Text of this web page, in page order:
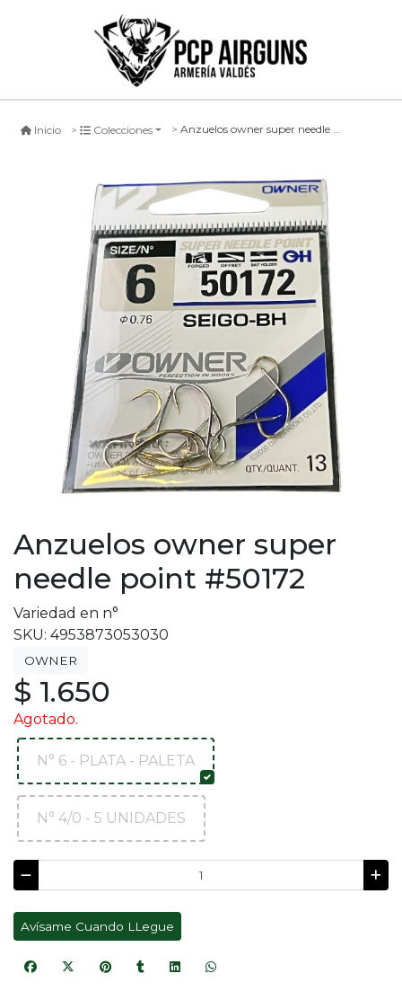
Inicio Colecciones Anzuelos owner super needle point #50172
Anzuelos owner super
needle point #50172
Variedad en n°
SKU: 4953873053030
OWNER
$ 1.650
Agotado.
N° 6 - PLATA - PALETA
N° 4/0 - 5 UNIDADES
Avísame Cuando LLegue